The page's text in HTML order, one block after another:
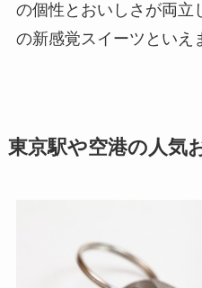
の個性とおいしさが両立
の新感覚スイーツといえ
東京駅や空港の人気